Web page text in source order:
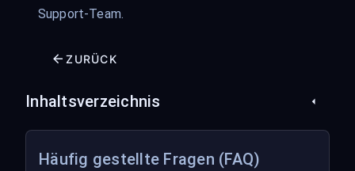
Support-Team.
ZURÜCK
Inhaltsverzeichnis
Häufig gestellte Fragen (FAQ)